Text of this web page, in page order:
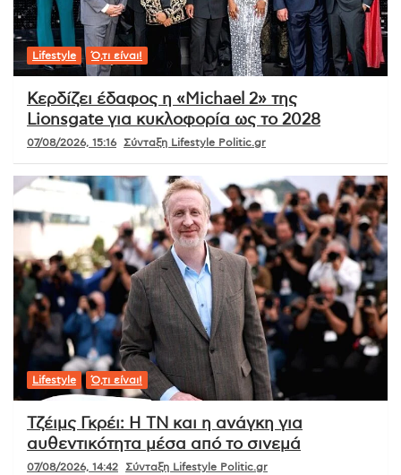
Lifestyle Ό,τι είναι!
Κερδίζει έδαφος η «Michael 2» της
Lionsgate για κυκλοφορία ως το 2028
07/08/2026, 15:16 Σύνταξη Lifestyle Politic.gr
Lifestyle Ό,τι είναι!
Τζέιμς Γκρέι: Η ΤΝ και η ανάγκη για
αυθεντικότητα μέσα από το σινεμά
07/08/2026, 14:42 Σύνταξη Lifestyle Politic.gr